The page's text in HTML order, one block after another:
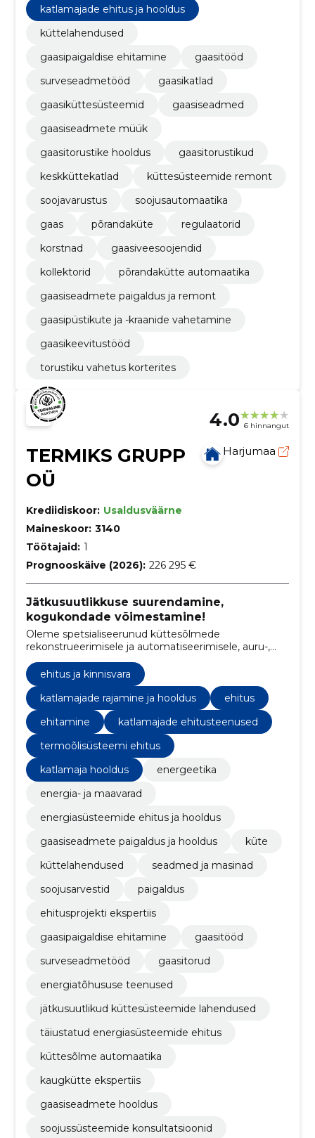
katlamajade ehitus ja hooldus
küttelahendused
gaasipaigaldise ehitamine
gaasitööd
surveseadmetööd
gaasikatlad
gaasiküttesüsteemid
gaasiseadmed
gaasiseadmete müük
gaasitorustike hooldus
gaasitorustikud
keskküttekatlad
küttesüsteemide remont
soojavarustus
soojusautomaatika
gaas
põrandaküte
regulaatorid
korstnad
gaasiveesoojendid
kollektorid
põrandakütte automaatika
gaasiseadmete paigaldus ja remont
gaasipüstikute ja -kraanide vahetamine
gaasikeevitustööd
torustiku vahetus korterites
4.0 6 hinnangut
TERMIKS GRUPP
OÜ
Harjumaa
Krediidiskoor: Usaldusväärne
Maineskoor: 3140
Töötajaid: 1
Prognooskäive (2026): 226 295 €
Jätkusuutlikkuse suurendamine,
kogukondade võimestamine!
Oleme spetsialiseerunud küttesõlmede
rekonstrueerimisele ja automatiseerimisele, auru-,
kütte- ja kaugküttetorustike ehitamisele,
soojustustöödele, soojuskonsultatsioonidele ning
gaasiseadmete ja katlamajade projekteerimisele,
paigaldamisele ja hooldusele.
ehitus ja kinnisvara
katlamajade rajamine ja hooldus
ehitus
ehitamine
katlamajade ehitusteenused
termoõlisüsteemi ehitus
katlamaja hooldus
energeetika
energia- ja maavarad
energiasüsteemide ehitus ja hooldus
gaasiseadmete paigaldus ja hooldus
küte
küttelahendused
seadmed ja masinad
soojusarvestid
paigaldus
ehitusprojekti ekspertiis
gaasipaigaldise ehitamine
gaasitööd
surveseadmetööd
gaasitorud
energiatõhususe teenused
jätkusuutlikud küttesüsteemide lahendused
täiustatud energiasüsteemide ehitus
küttesõlme automaatika
kaugkütte ekspertiis
gaasiseadmete hooldus
soojussüsteemide konsultatsioonid